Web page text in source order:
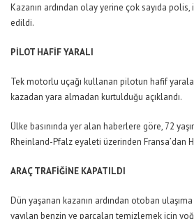
Kazanın ardından olay yerine çok sayıda
edildi.
PİLOT HAFİF YARALI
Tek motorlu uçağı kullanan pilotun hafif
kazadan yara almadan kurtulduğu açıklandı.
Ülke basınında yer alan haberlere göre, 72
Rheinland-Pfalz eyaleti üzerinden Fransa’dan
ARAÇ TRAFİĞİNE KAPATILDI
Dün yaşanan kazanın ardından otoban
yayılan benzin ve parçaları temizlemek için